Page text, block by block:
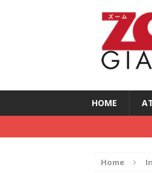
HOME
Home